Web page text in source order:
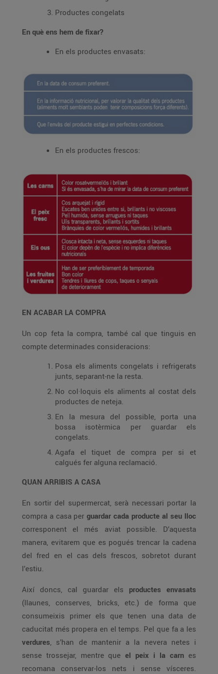
Productes congelats
En què ens hem de fixar?
En els productes envasats:
En els productes frescos:
EN ACABAR LA COMPRA
Un cop feta la compra, també cal que tinguis en
compte determinades consideracions:
Posa els aliments congelats i refrigerats
junts, separant-ne la resta.
No col·loquis els aliments al costat dels
productes de neteja.
En la mesura del possible, porta una
bossa isotèrmica per guardar els
congelats.
Agafa el tiquet de compra per si et
calgués fer alguna reclamació.
QUAN ARRIBIS A CASA
En sortir del supermercat, serà necessari portar la
compra a casa per guardar cada producte al seu lloc
corresponent el més aviat possible. D’aquesta
manera, evitarem que es pogués trencar la cadena
del fred en el cas dels frescos, sobretot durant
l’estiu.
Així doncs, cal guardar els productes envasats
(llaunes, conserves, bricks, etc.) de forma que
consumeixis primer els que tenen una data de
caducitat més propera en el temps. Pel que fa a les
verdures, s’han de mantenir a la nevera netes i
sense trossejar, mentre que el peix i la carn es
recomana conservar-los nets i sense vísceres.